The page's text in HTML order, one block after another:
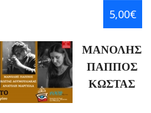
5,00€
ΜΑΝΟΛΗΣ
ΠΑΠΠΟΣ
ΚΩΣΤΑΣ